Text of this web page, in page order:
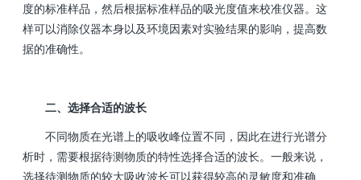
度的标准样品，然后根据标准样品的吸光度值来校准仪器。这
样可以消除仪器本身以及环境因素对实验结果的影响，提高数
据的准确性。
二、选择合适的波长
不同物质在光谱上的吸收峰位置不同，因此在进行光谱分
析时，需要根据待测物质的特性选择合适的波长。一般来说，
选择待测物质的较大吸收波长可以获得较高的灵敏度和准确